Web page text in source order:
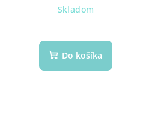
cena:
Skladom
Do košíka